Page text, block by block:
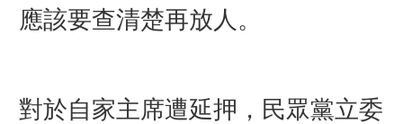
應該要查清楚再放人。
對於自家主席遭延押，民眾黨立委